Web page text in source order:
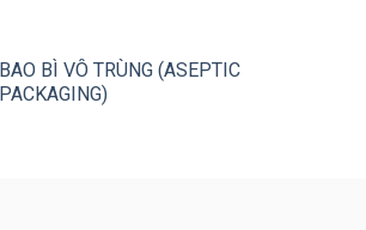
BAO BÌ VÔ TRÙNG (ASEPTIC
PACKAGING)